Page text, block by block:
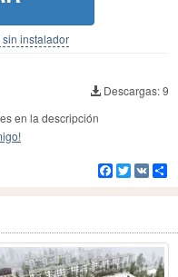
instalador
Descargas: 9
en la descripción
Facebook
Twitter
VK